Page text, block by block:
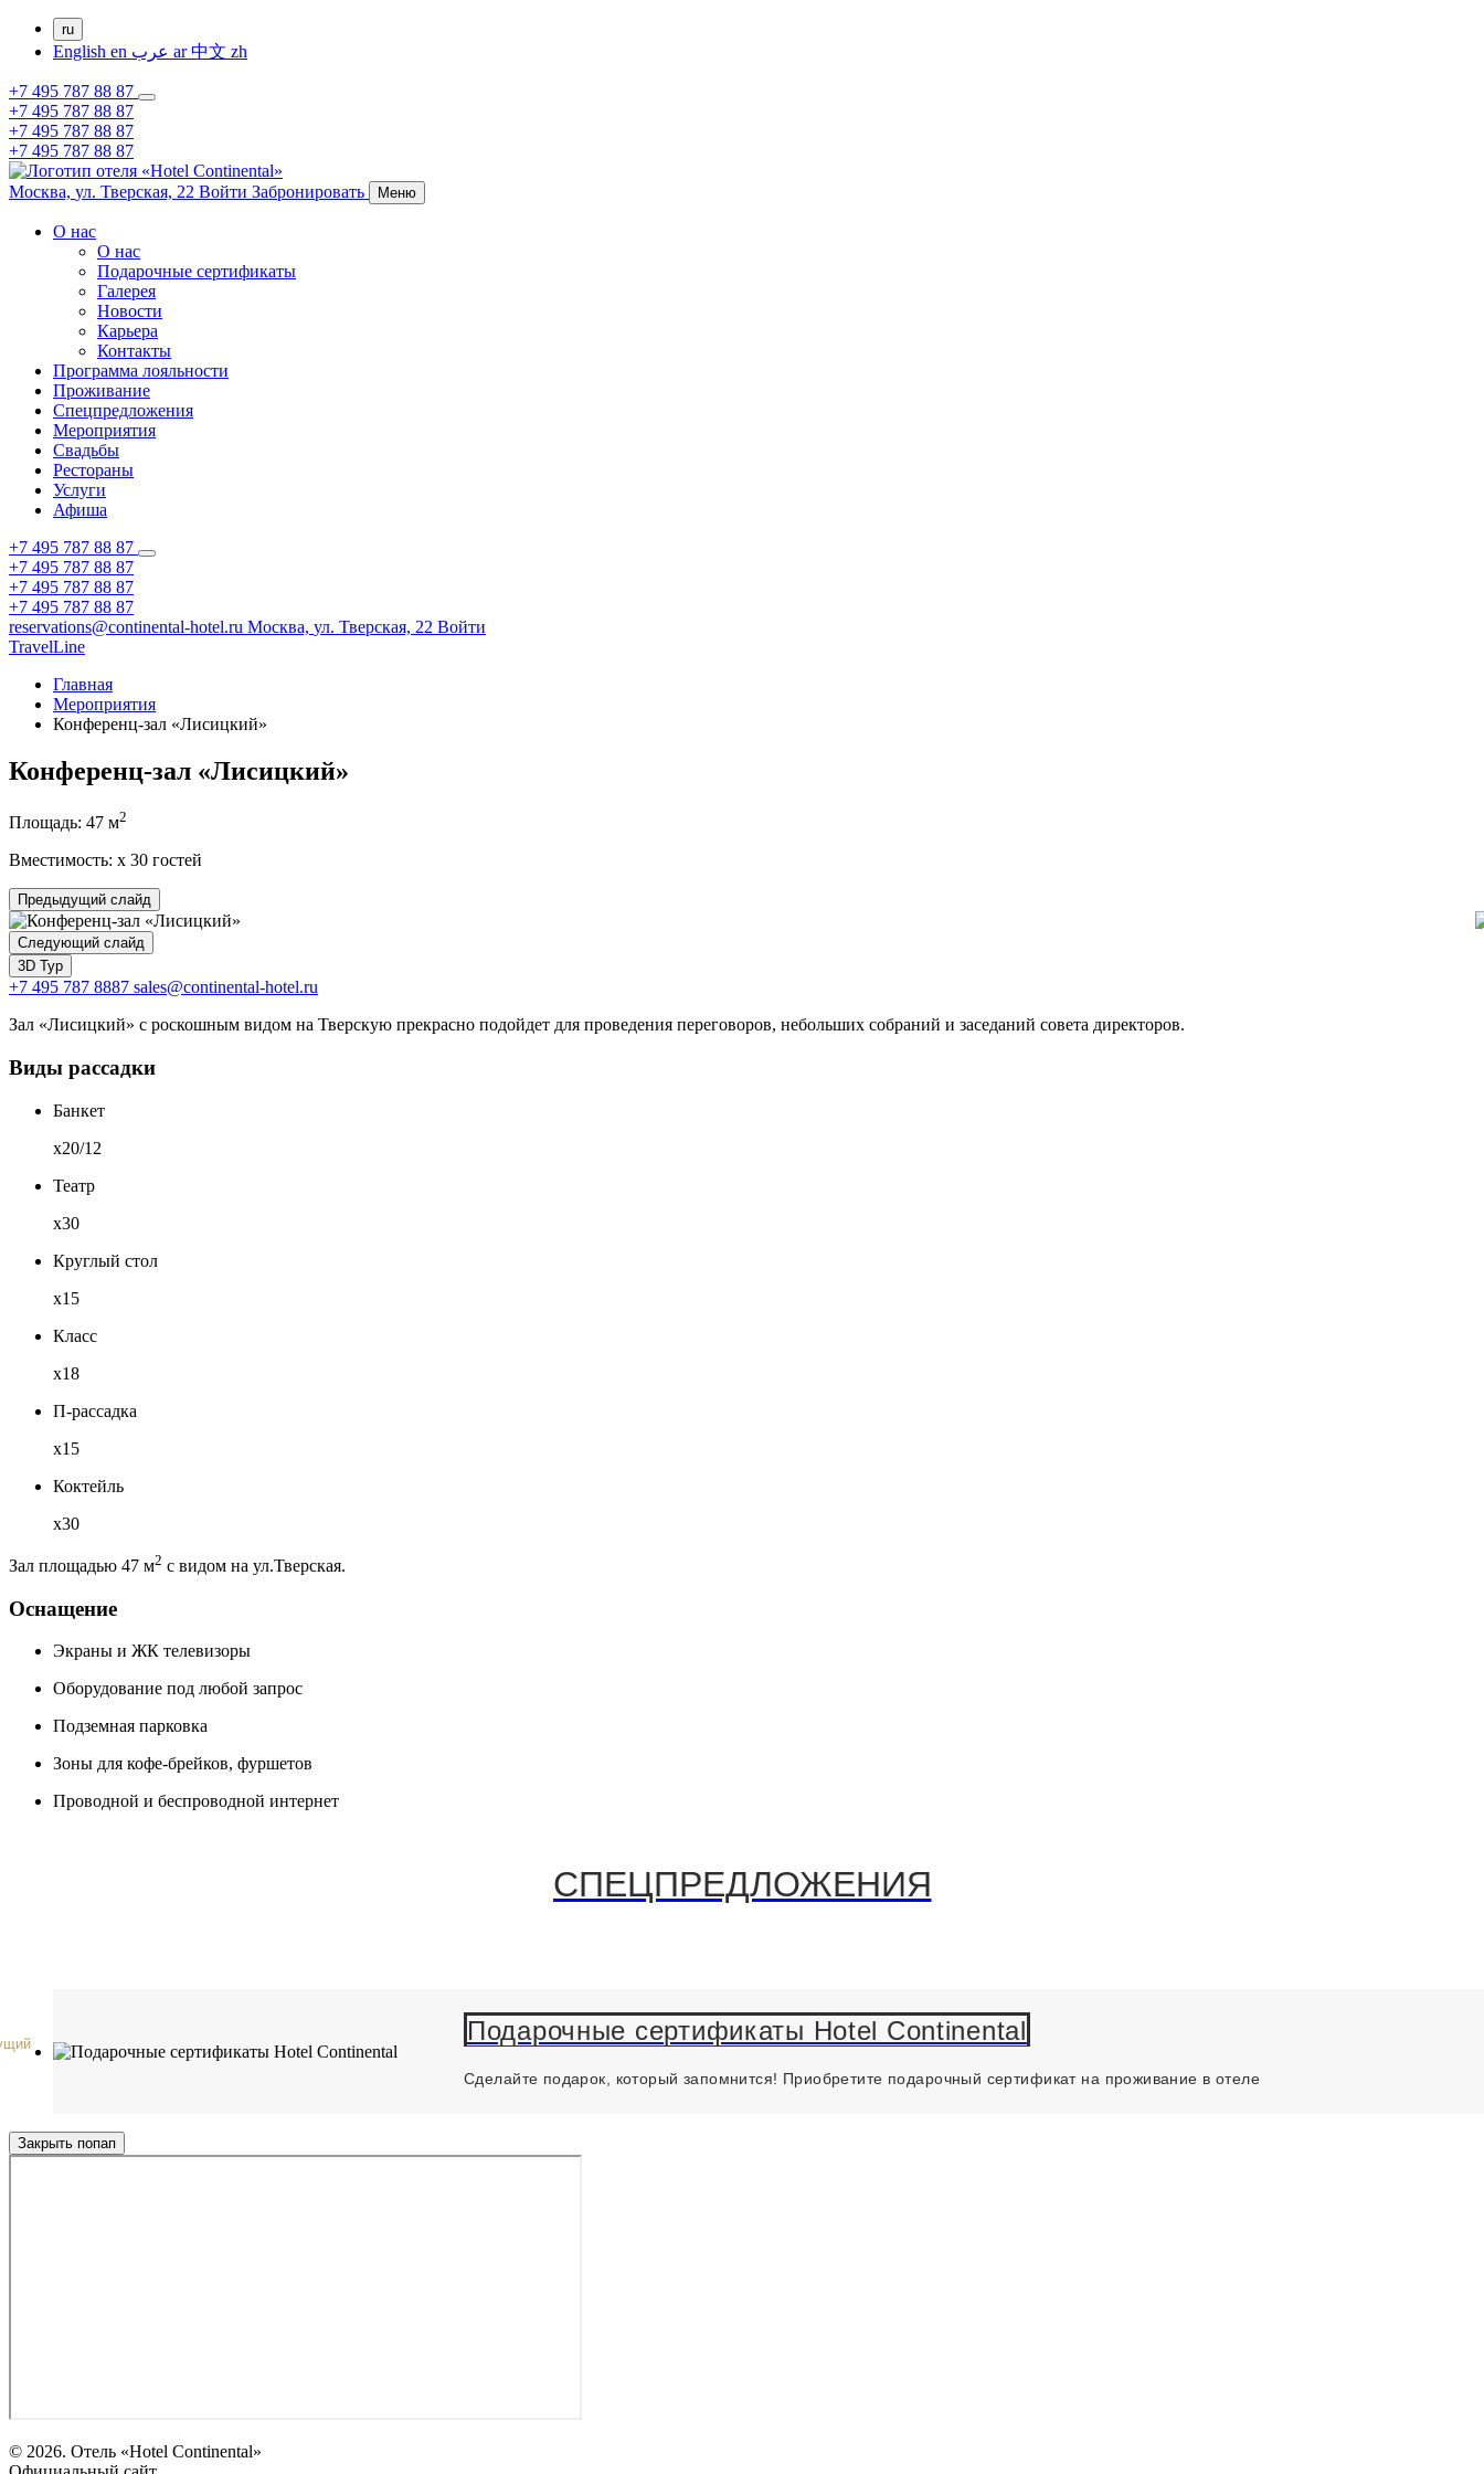
ru
English en ar中文 zh
+7 495 787 88 87
+7 495 787 88 87
+7 495 787 88 87
+7 495 787 88 87
Москва, ул. Тверская, 22 Войти Забронировать Меню
О нас
О нас
Подарочные сертификаты
Галерея
Новости
Карьера
Контакты
Программа лояльности
Проживание
Спецпредложения
Мероприятия
Свадьбы
Рестораны
Услуги
Афиша
+7 495 787 88 87
+7 495 787 88 87
+7 495 787 88 87
+7 495 787 88 87
reservations@continental-hotel.ru Москва, ул. Тверская, 22 Войти
TravelLine
Главная
Мероприятия
Конференц-зал «Лисицкий»
Конференц-зал «Лисицкий»
Площадь: 47 м2
Вместимость: x 30 гостей
Предыдущий слайд
Следующий слайд
3D Тур
+7 495 787 8887 sales@continental-hotel.ru
Зал «Лисицкий» с роскошным видом на Тверскую прекрасно подойдет для проведения переговоров, небольших собраний и заседаний совета директоров.
Виды рассадки
Банкет
x20/12
Театр
x30
Круглый стол
x15
Класс
x18
П-рассадка
x15
Коктейль
x30
Зал площадью 47 м2 с видом на ул.Тверская.
Оснащение
Экраны и ЖК телевизоры
Оборудование под любой запрос
Подземная парковка
Зоны для кофе-брейков, фуршетов
Проводной и беспроводной интернет
СПЕЦПРЕДЛОЖЕНИЯ
Подарочные сертификаты Hotel Continental
Сделайте подарок, который запомнится! Приобретите подарочный сертификат на проживание в отеле
Закрыть попап
© 2026. Отель «Hotel Continental»